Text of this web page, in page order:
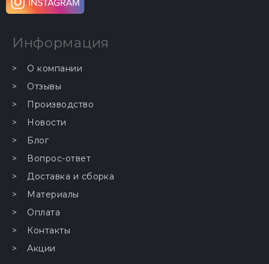
Информация
О компании
Отзывы
Производство
Новости
Блог
Вопрос-ответ
Доставка и сборка
Материалы
Оплата
Контакты
Акции